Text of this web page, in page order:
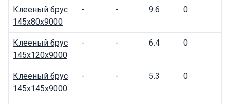
Клееный брус
145x80x9000
- - 9.6 0
Клееный брус
145x120x9000
- - 6.4 0
Клееный брус
145x145x9000
- - 5.3 0